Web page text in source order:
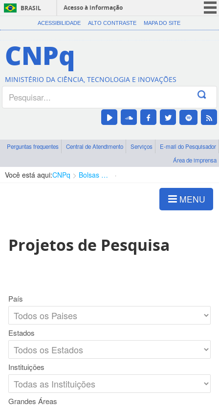
BRASIL
Acesso à informação
CORONAVÍRUS (COVID-19)
Canais
ACESSIBILIDADE ALTO CONTRASTE MAPA DO SITE
CNPq
MINISTÉRIO DA CIÊNCIA, TECNOLOGIA E INOVAÇÕES
Perguntas frequentes Central de Atendimento Serviços
E-mail do Pesquisador
Área de imprensa
Você está aqui:CNPq Bolsas e Auxílios Vigentes
MENU
Projetos de Pesquisa
País
Estados
Instituições
Grandes Áreas